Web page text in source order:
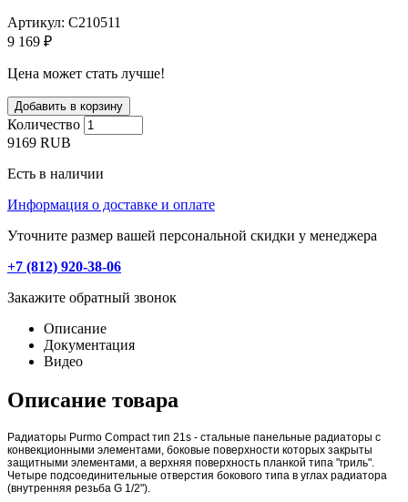
Артикул: C210511
9 169 ₽
Цена может стать лучше!
Количество
9169 RUB
Есть в наличии
Информация о доставке и оплате
Уточните размер вашей персональной скидки у менеджера
+7 (812) 920-38-06
Закажите обратный звонок
Описание
Документация
Видео
Описание товара
Радиаторы Purmo Compact тип 21s - стальные панельные радиаторы с
конвекционными элементами, боковые поверхности которых закрыты
защитными элементами, а верхняя поверхность планкой типа "гриль".
Четыре подсоединительные отверстия бокового типа в углах радиатора
(внутренняя резьба G 1/2").